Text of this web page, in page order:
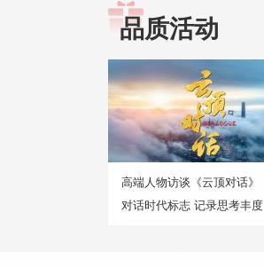
品质活动
高端人物访谈《云顶对话》
对话时代标志 记录思考丰度